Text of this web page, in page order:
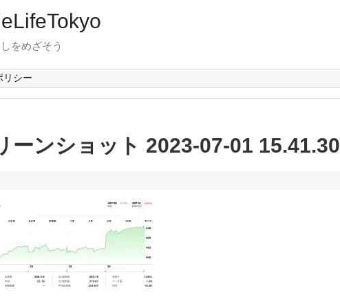
をめざそう
リシー
ーンショット 2023-07-01 15.41.30